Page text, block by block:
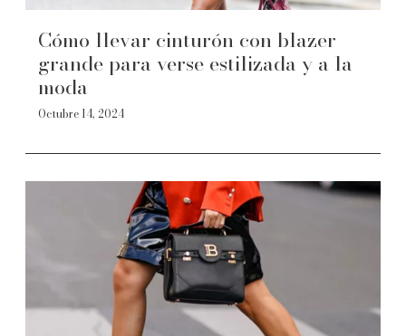
Cómo llevar cinturón con blazer
grande para verse estilizada y a la
moda
Octubre 14, 2024